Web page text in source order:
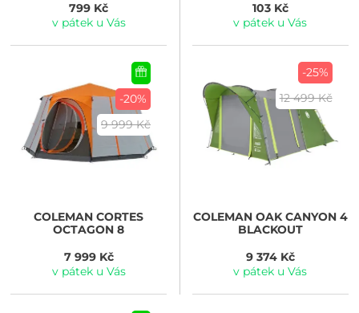
799 Kč
v pátek u Vás
103 Kč
v pátek u Vás
-20%
9 999 Kč
COLEMAN CORTES
OCTAGON 8
7 999 Kč
v pátek u Vás
-25%
12 499 Kč
COLEMANOAK CANYON 4
BLACKOUT
9 374 Kč
v pátek u Vás